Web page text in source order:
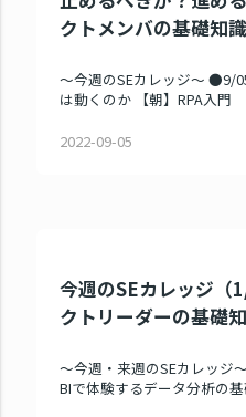
クトメンバの基礎知識
～今週のSEカレッジ～ ●9/
は動くのか 【朝】RPA入門
2022-09-05
今週のSEカレッジ（
クトリーダーの基礎
～今週・来週のSEカレッ
BIで体験するデータ分析の